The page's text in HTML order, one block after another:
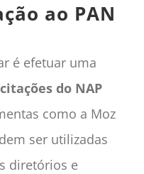
ao PAN
é efetuar uma
do NAP
como a Moz
ser utilizadas
diretórios e